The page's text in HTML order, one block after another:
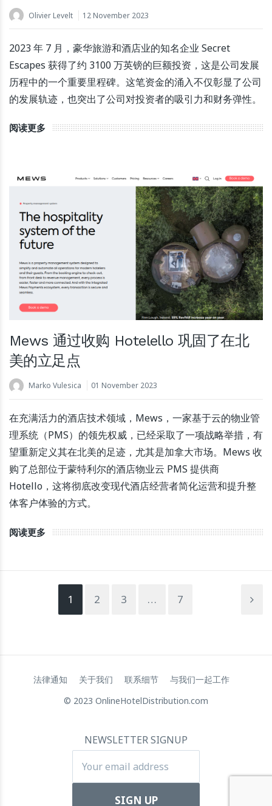
Olivier Levelt 12 November 2023
2023 年 7 月，豪华旅游和酒店业的知名企业 Secret
Escapes 获得了约 3100 万英镑的巨额投资，这是公司发展
历程中的一个重要里程碑。这笔资金的涌入不仅彰显了公司
的发展轨迹，也突出了公司对投资者的吸引力和财务弹性。
阅读更多
Mews 通过收购 Hotelello 巩固了在北
美的立足点
Marko Vulesica 01 November 2023
在充满活力的酒店技术领域，Mews，一家基于云的物业管
理系统（PMS）的领先权威，已经采取了一项战略举措，有
望重新定义其在北美的足迹，尤其是加拿大市场。Mews 收
购了总部位于蒙特利尔的酒店物业云 PMS 提供商
Hotello，这将彻底改变现代酒店经营者简化运营和提升整
体客户体验的方式。
阅读更多
1 2 3 … 7
法律通知 关于我们 联系细节
与我们一起工作
© 2023 OnlineHotelDistribution.com
NEWSLETTER SIGNUP